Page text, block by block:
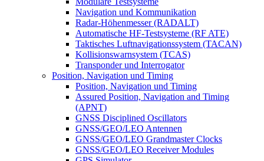
Navigation und Kommunikation
Radar-Höhenmesser (RADALT)
Automatische HF-Testsysteme (RF ATE)
Taktisches Luftnavigationssystem (TACAN)
Kollisionswarnsystem (TCAS)
Transponder und Interrogator
Position, Navigation und Timing
Position, Navigation und Timing
Assured Position, Navigation and Timing
(APNT)
GNSS Disciplined Oscillators
GNSS/GEO/LEO Antennen
GNSS/GEO/LEO Grandmaster Clocks
GNSS/GEO/LEO Receiver Modules